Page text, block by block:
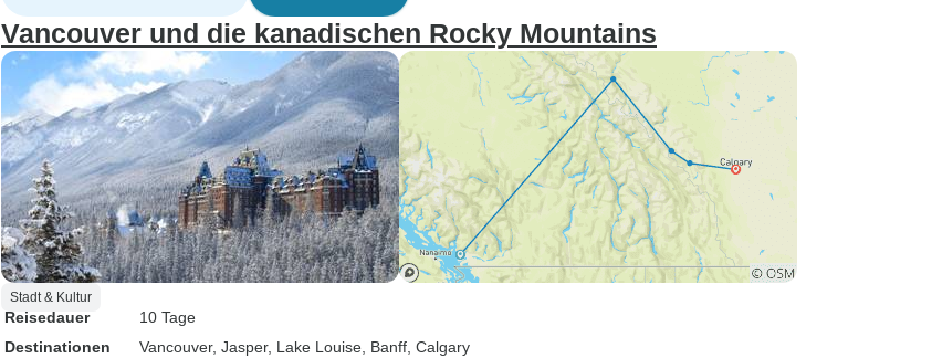
Vancouver und die kanadischen Rocky Mountains
Stadt & Kultur
Reisedauer
10 Tage
Destinationen
Vancouver, Jasper, Lake Louise , Banff , Calgary